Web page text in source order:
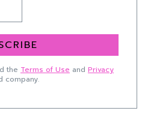
the Terms of Use and Privacy
company.